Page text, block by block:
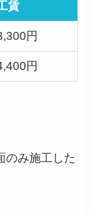
賃
円
円
のみ施工した